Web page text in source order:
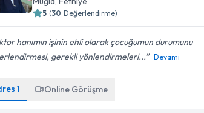
5 (30 Değerlendirme)
hanımın işinin ehli olarak çocuğumun durumunu
gerekli yönlendirmeleri...
Devamı
1 Online Görüşme